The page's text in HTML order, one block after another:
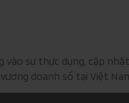
vào sự thực dụng, cập
doanh số tại Việt